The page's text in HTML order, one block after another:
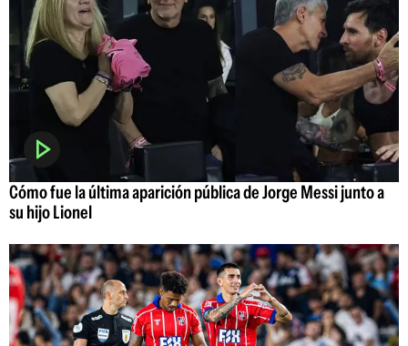
Cómo fue la última aparición pública de Jorge Messi junto a
su hijo Lionel